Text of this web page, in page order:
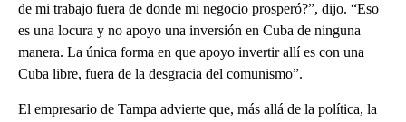
de mi trabajo fuera de donde mi negocio prosperó?”, dijo. “Eso
es una locura y no apoyo una inversión en Cuba de ninguna
manera. La única forma en que apoyo invertir allí es con una
Cuba libre, fuera de la desgracia del comunismo”.
El empresario de Tampa advierte que, más allá de la política, la